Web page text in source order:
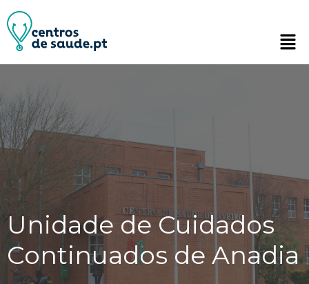
Unidade de Cuidados
Continuados de Anadia